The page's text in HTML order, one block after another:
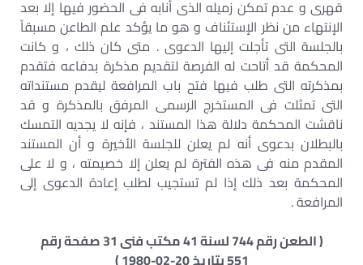
قهرى و عدم تمكن زميله الذى أنابه فى الحضور فيها إلا بعد
الإنتهاء من نظر الإستئناف و هو ما يؤكد علم الطاعن مسبقاً
بالجلسة التى تأجلت إليها الدعوى . متى كان ذلك ، و كانت
المحكمة قد أتاحت له الفرصة لتقديم مذكرة بدفاعه فتقدم
بمذكرته التى طلب فيها فتح باب المرافعة ليقدم مستنداته
التى تمثلت فى المستخرج الرسمى المرفق بالمذكرة و قد
ناقشت المحكمة دلالة هذا المستند ، فإنه لا يجديه التمسك
بالبطلان بدعوى أنه لم يعلن للجلسة الأخيرة و أن المستند
المقدم منه فى هذه الفترة لم يعلن إلا خصيمته ، و لا على
المحكمة بعد ذلك إذا لم تستجيب لطلب إعادة الدعوى إلى
المرافعة .
( الطعن رقم 744 لسنة 41 مكتب فنى 31 صفحة رقم
551 بتاريخ 20-02-1980 )